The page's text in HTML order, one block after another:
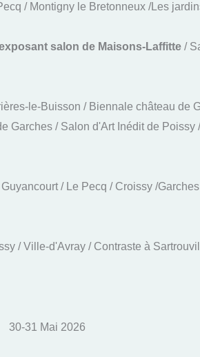
/ Montigny le Bretonneux /Les
salon de Maisons-Laffitte /
le-Buisson / Biennale château de
Garches / Salon d'Art Inédit de Poissy
/ Le Pecq / Croissy /
/ Ville-d'Avray / Contraste à
30-31 Mai 2026